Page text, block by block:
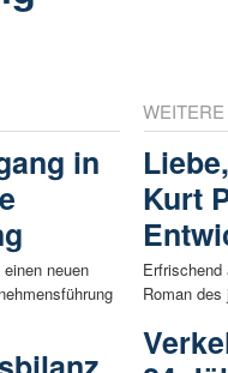
in
neuen
Kurt
Roman